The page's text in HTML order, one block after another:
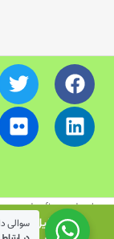
بدلیل
and software developer.
سوالی